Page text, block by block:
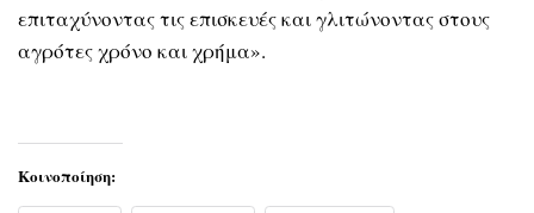
επιταχύνοντας τις επισκευές και γλιτώνοντας στους
αγρότες χρόνο και χρήμα».
Κοινοποίηση: